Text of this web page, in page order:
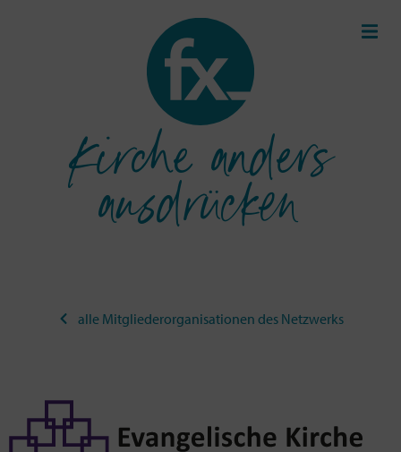
Kirche anders
ausdrücken
alle Mitgliederorganisationen des Netzwerks